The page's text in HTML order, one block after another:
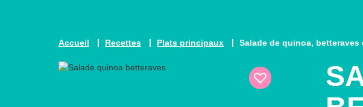
Accueil Recettes Plats principaux Salade de quinoa,